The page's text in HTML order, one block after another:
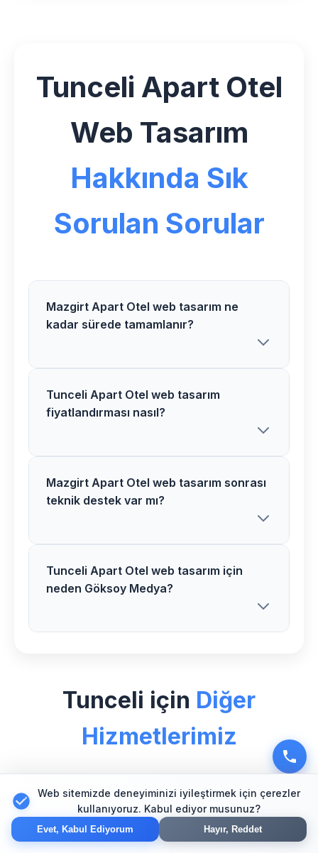
Tunceli Apart Otel
Web Tasarım
Hakkında Sık
Sorulan Sorular
Mazgirt Apart Otel web tasarım ne
kadar sürede tamamlanır?
Mazgirt bölgesindeki Apart Otel web
tasarım projelerimiz genellikle 2-5 hafta
Tunceli Apart Otel web tasarım
fiyatlandırması nasıl?
Tunceli bölgesinde Apart Otel web
tasarım fiyatlarımız proje kapsamı ve
Mazgirt Apart Otel web tasarım sonrası
teknik destek var mı?
Evet, Mazgirt bölgesindeki tüm Apart
Otel web tasarım projelerimizde 1 yıl
sağlıyoruz.
Tunceli Apart Otel web tasarım için
neden Göksoy Medya?
çözümler ve müşteri odaklı
yaklaşımımızla güvenilir partner olarak
hizmet veriyoruz.
Tunceli için Diğer
Hizmetlerimiz
🛒
Web sitemizde deneyiminizi iyileştirmek için çerezler
kullanıyoruz. Kabul ediyor musunuz?
Evet, Kabul Ediyorum Hayır, Reddet